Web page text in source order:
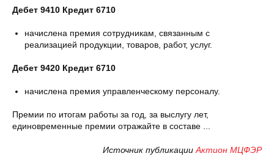
Дебет 9410 Кредит 6710
начислена премия сотрудникам, связанным с
реализацией продукции, товаров, работ, услуг.
Дебет 9420 Кредит 6710
начислена премия управленческому персоналу.
Премии по итогам работы за год, за выслугу лет,
единовременные премии отражайте в составе ...
Источник публикации Актион МЦФЭР